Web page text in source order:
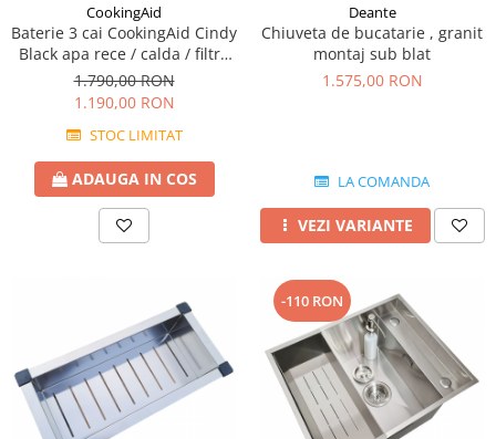
CookingAid
Baterie 3 cai CookingAid Cindy
Black apa rece / calda / filtru
apa negru mat si perlator
detasabil / extractibil cu
buton comutare jet / spray
1.790,00 RON
1.190,00 RON
STOC LIMITAT
ADAUGA IN COS
Deante
Chiuveta de bucatarie , granit
montaj sub blat
1.575,00 RON
LA COMANDA
VEZI VARIANTE
-110 RON